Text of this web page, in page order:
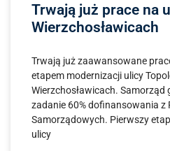
Trwają już prace na
Wierzchosławicach
Trwają już zaawansowane
etapem modernizacji ulicy
Wierzchosławicach. Samorząd
zadanie 60% dofinansowania z
Samorządowych. Pierwszy
ulicy